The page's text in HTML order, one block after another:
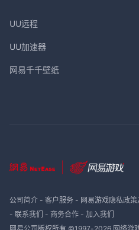
UU远程
UU加速器
网易千千壁纸
公司简介- 客户服务- 网易游戏隐私政
- 联系我们 - 商务合作- 加入我们